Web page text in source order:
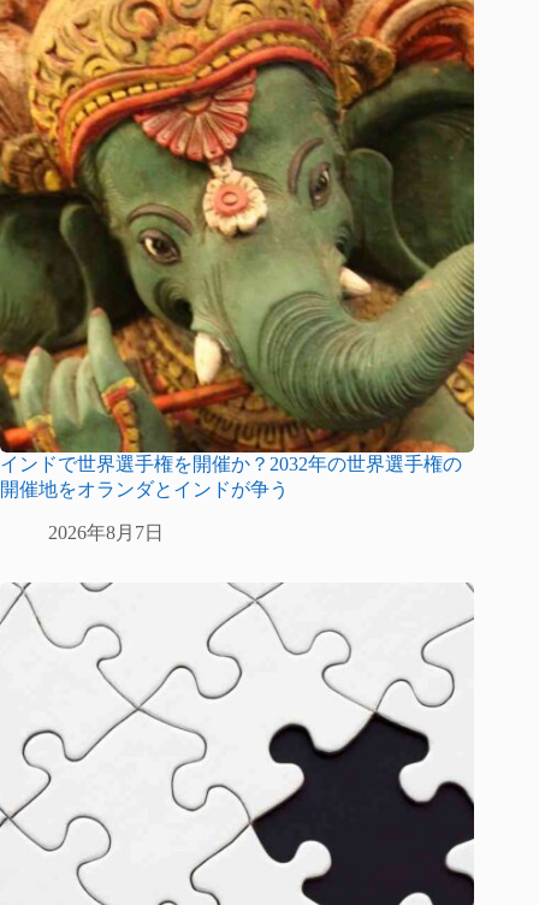
インドで世界選手権を開催か？2032年の世界選手権の
開催地をオランダとインドが争う
2026年8月7日